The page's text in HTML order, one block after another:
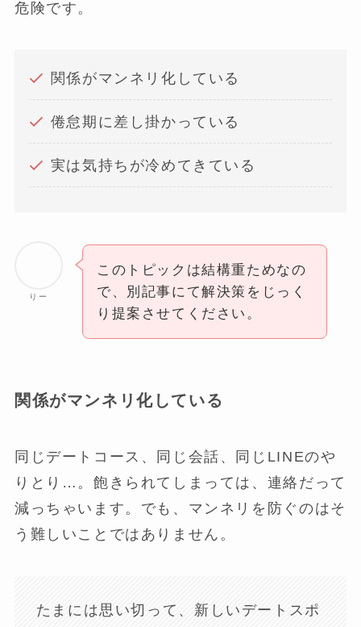
危険です。
関係がマンネリ化している
倦怠期に差し掛かっている
実は気持ちが冷めてきている
りー
このトピックは結構重ためなの
で、別記事にて解決策をじっく
り提案させてください。
関係がマンネリ化している
同じデートコース、同じ会話、同じLINEのや
りとり…。飽きられてしまっては、連絡だって
減っちゃいます。でも、マンネリを防ぐのはそ
う難しいことではありません。
たまには思い切って、新しいデートスポ